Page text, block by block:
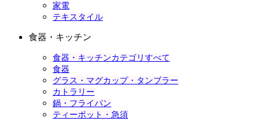
家電
テキスタイル
食器・キッチン
食器・キッチンカテゴリすべて
食器
グラス・マグカップ・タンブラー
カトラリー
鍋・フライパン
ティーポット・急須